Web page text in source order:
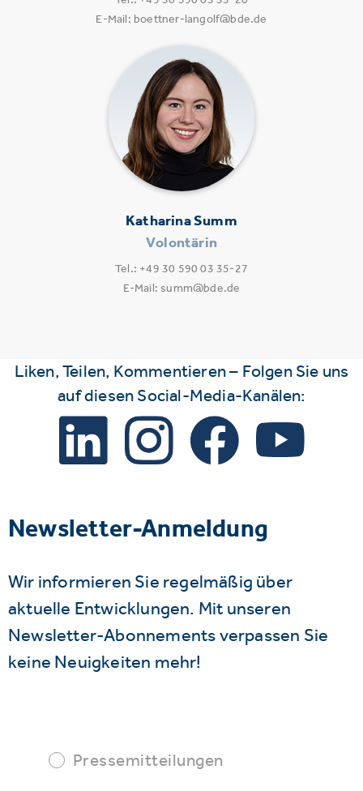
E-Mail: boettner-langolf@bde.de
Katharina Summ
Volontärin
Tel.: +49 30 590 03 35-27
E-Mail: summ@bde.de
Liken, Teilen, Kommentieren – Folgen Sie uns
auf diesen Social-Media-Kanälen:
Newsletter-Anmeldung
Wir informieren Sie regelmäßig über
aktuelle Entwicklungen. Mit unseren
Newsletter-Abonnements verpassen Sie
keine Neuigkeiten mehr!
Pressemitteilungen